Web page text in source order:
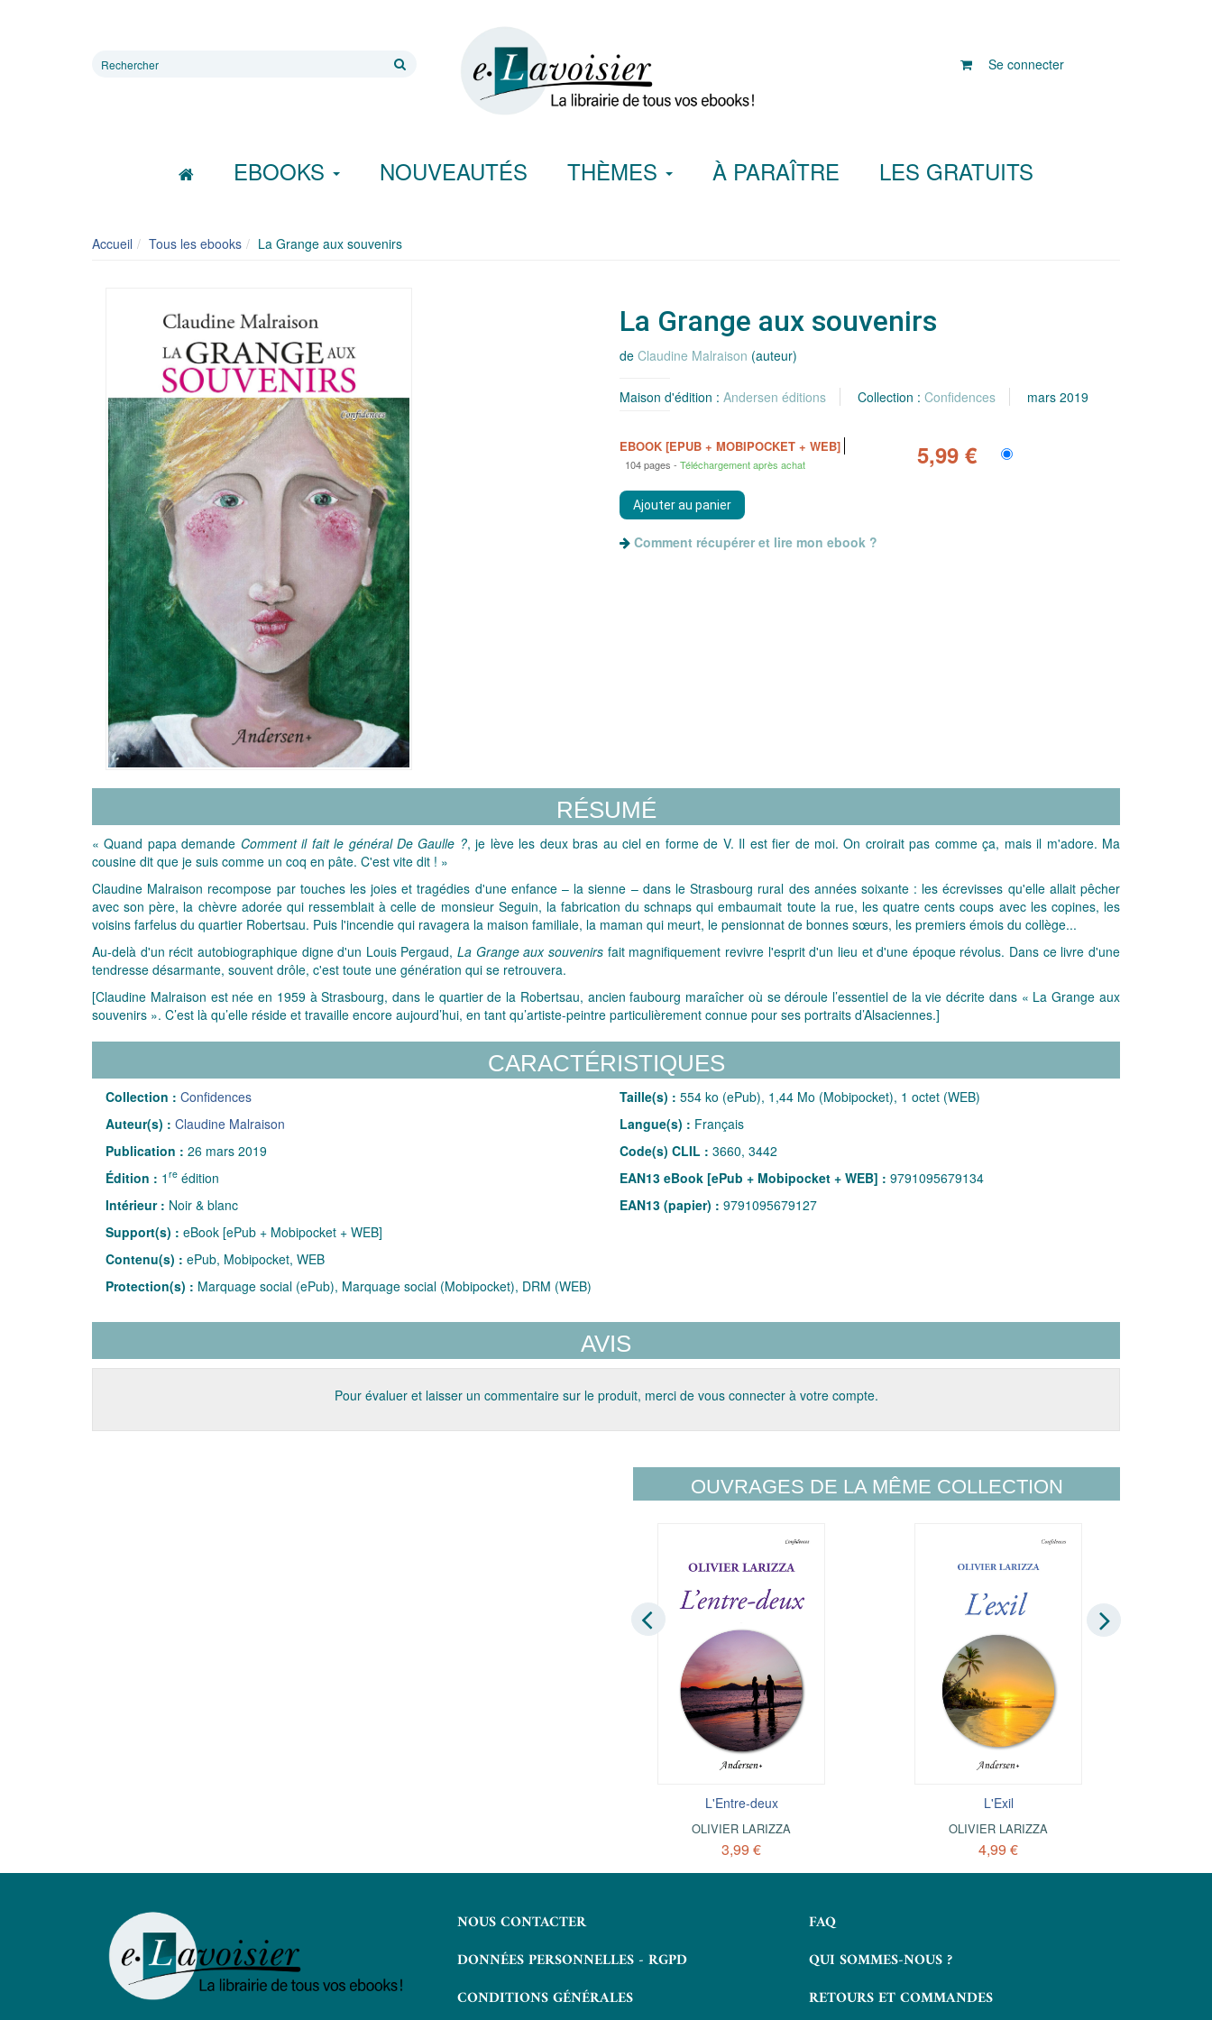
Rechercher
Se connecter
EBOOKS NOUVEAUTÉS THÈMES À PARAÎTRE LES GRATUITS
Accueil Tous les ebooks La Grange aux souvenirs
La Grange aux souvenirs
de Claudine Malraison (auteur)
Maison d'édition : Andersen éditions Collection : Confidences mars 2019
EBOOK [EPUB + MOBIPOCKET + WEB]
104 pages Téléchargement après achat 5,99 €
Comment récupérer et lire mon ebook ?
RÉSUMÉ
« Quand papa demande Comment il fait le général De Gaulle ?, je lève les deux bras au ciel en forme de V. Il est fier de moi. On croirait pas comme ça, mais il m'adore. Ma
cousine dit que je suis comme un coq en pâte. C'est vite dit ! »
Claudine Malraison recompose par touches les joies et tragédies d'une enfance – la sienne – dans le Strasbourg rural des années soixante : les écrevisses qu'elle allait pêcher
avec son père, la chèvre adorée qui ressemblait à celle de monsieur Seguin, la fabrication du schnaps qui embaumait toute la rue, les quatre cents coups avec les copines, les
voisins farfelus du quartier Robertsau. Puis l'incendie qui ravagera la maison familiale, la maman qui meurt, le pensionnat de bonnes sœurs, les premiers émois du collège...
Au-delà d'un récit autobiographique digne d'un Louis Pergaud,La Grange aux souvenirs fait magnifiquement revivre l'esprit d'un lieu et d'une époque révolus. Dans ce livre d'une
tendresse désarmante, souvent drôle, c'est toute une génération qui se retrouvera.
[Claudine Malraison est née en 1959 à Strasbourg, dans le quartier de la Robertsau, ancien faubourg maraîcher où se déroule l’essentiel de la vie décrite dans « La Grange aux
souvenirs ». C’est là qu’elle réside et travaille encore aujourd’hui, en tant qu’artiste-peintre particulièrement connue pour ses portraits d’Alsaciennes.]
CARACTÉRISTIQUES
Collection : Confidences
Auteur(s) : Claudine Malraison
Publication : 26 mars 2019
Édition : 1 re édition
Intérieur : Noir & blanc
Support(s) : eBook [ePub + Mobipocket + WEB]
Contenu(s) : ePub, Mobipocket, WEB
Protection(s) : Marquage social (ePub), Marquage social (Mobipocket), DRM (WEB)
Taille(s) : 554 ko (ePub), 1,44 Mo (Mobipocket), 1 octet (WEB)
Langue(s) : Français
Code(s) CLIL : 3660, 3442
EAN13 eBook [ePub + Mobipocket + WEB] : 9791095679134
EAN13 (papier) : 9791095679127
AVIS
Pour évaluer et laisser un commentaire sur le produit, merci de vous connecter à votre compte.
OUVRAGES DE LA MÊME COLLECTION
L'Entre-deux
OLIVIER LARIZZA
3,99 €
L'Exil
OLIVIER LARIZZA
4,99 €
NOUS CONTACTER
DONNÉES PERSONNELLES - RGPD
CONDITIONS GÉNÉRALES
FAQ
QUI SOMMES-NOUS ?
RETOURS ET COMMANDES